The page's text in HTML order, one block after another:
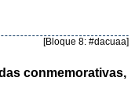
[Bloque 8: #dacuaa]
conmemorativas,